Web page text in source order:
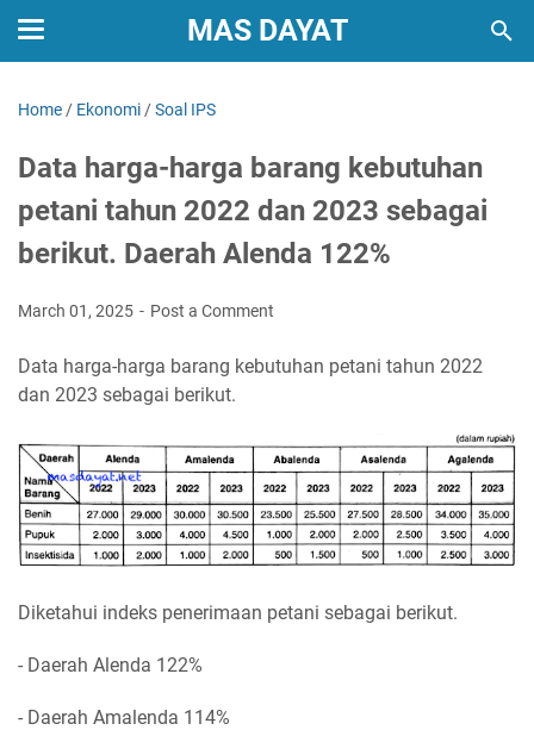
MAS DAYAT
Home / Ekonomi /Soal IPS
Data harga-harga barang kebutuhan
petani tahun 2022 dan 2023 sebagai
berikut. Daerah Alenda 122%
March 01, 2025 Post a Comment
Data harga-harga barang kebutuhan petani tahun 2022
dan 2023 sebagai berikut.
Diketahui indeks penerimaan petani sebagai berikut.
- Daerah Alenda 122%
- Daerah Amalenda 114%